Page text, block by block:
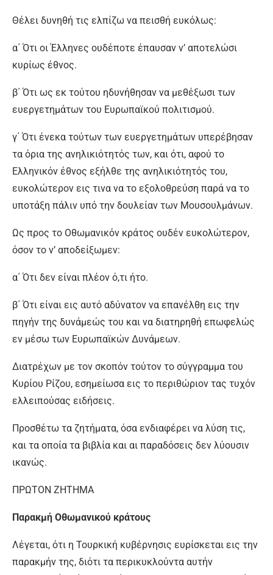
Θέλει δυνηθή τις ελπίζω να πεισθή ευκόλως:
α΄ Ότι οι Έλληνες ουδέποτε έπαυσαν ν’ αποτελώσι
κυρίως έθνος.
β΄ Ότι ως εκ τούτου ηδυνήθησαν να μεθέξωσι των
ευεργετημάτων του Ευρωπαϊκού πολιτισμού.
γ΄ Ότι ένεκα τούτων των ευεργετημάτων υπερέβησαν
τα όρια της ανηλικιότητός των, και ότι, αφού το
Ελληνικόν έθνος εξήλθε της ανηλικιότητός του,
ευκολώτερον εις τινα να το εξολοθρεύση παρά να το
υποτάξη πάλιν υπό την δουλείαν των Μουσουλμάνων.
Ως προς το Οθωμανικόν κράτος ουδέν ευκολώτερον,
όσον το ν’ αποδείξωμεν:
α΄ Ότι δεν είναι πλέον ό,τι ήτο.
β΄ Ότι είναι εις αυτό αδύνατον να επανέλθη εις την
πηγήν της δυνάμεώς του και να διατηρηθή επωφελώς
εν μέσω των Ευρωπαϊκών Δυνάμεων.
Διατρέχων με τον σκοπόν τούτον το σύγγραμμα του
Κυρίου Ρίζου, εσημείωσα εις το περιθώριον τας τυχόν
ελλειπούσας ειδήσεις.
Προσθέτω τα ζητήματα, όσα ενδιαφέρει να λύση τις,
και τα οποία τα βιβλία και αι παραδόσεις δεν λύουσιν
ικανώς.
ΠΡΩΤΟΝ ΖΗΤΗΜΑ
Παρακμή Οθωμανικού κράτους
Λέγεται, ότι η Τουρκική κυβέρνησις ευρίσκεται εις την
παρακμήν της, διότι τα περικυκλούντα αυτήν